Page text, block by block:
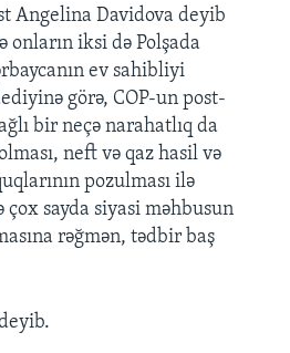
Angelina Davidova deyib
iksi də Polşada
ev sahibliyi
görə, COP-un post-
bir neçə narahatlıq da
neft və qaz hasil və
pozulması ilə
sayda siyasi məhbusun
rəğmən, tədbir baş